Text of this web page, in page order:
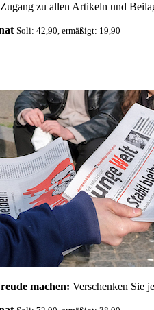
zu allen Artikeln und
Soli: 42,90, ermäßigt: 19,90
machen: Verschenken Sie